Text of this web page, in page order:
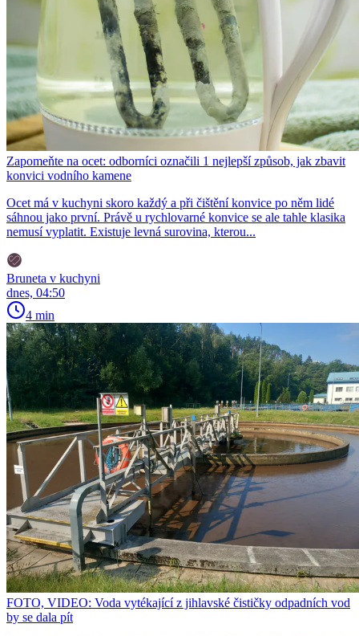
Zapomeňte na ocet: odborníci označili 1 nejlepší způsob, jak zbavit
konvici vodního kamene
Ocet má v kuchyni skoro každý a při čištění konvice po něm lidé
sáhnou jako první. Právě u rychlovarné konvice se ale tahle klasika
nemusí vyplatit. Existuje levná surovina, kterou...
Bruneta v kuchyni
dnes, 04:50
4 min
FOTO, VIDEO: Voda vytékající z jihlavské čističky odpadních vod
by se dala pít